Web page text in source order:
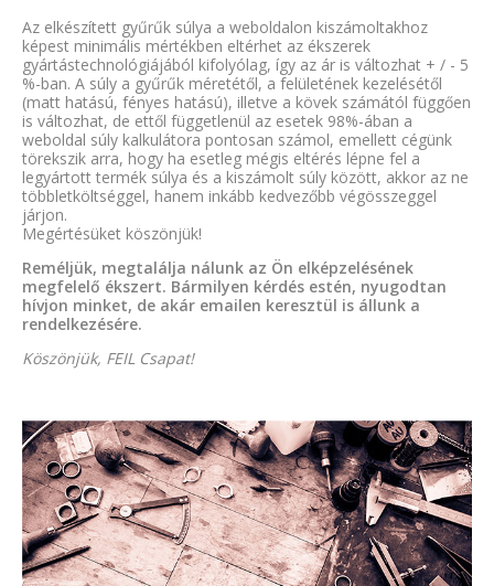
Az elkészített gyűrűk súlya a weboldalon kiszámoltakhoz
képest minimális mértékben eltérhet az ékszerek
gyártástechnológiájából kifolyólag, így az ár is változhat + / - 5
%-ban. A súly a gyűrűk méretétől, a felületének kezelésétől
(matt hatású, fényes hatású), illetve a kövek számától függően
is változhat, de ettől függetlenül az esetek 98%-ában a
weboldal súly kalkulátora pontosan számol, emellett cégünk
törekszik arra, hogy ha esetleg mégis eltérés lépne fel a
legyártott termék súlya és a kiszámolt súly között, akkor az ne
többletköltséggel, hanem inkább kedvezőbb végösszeggel
járjon.
Megértésüket köszönjük!
Reméljük, megtalálja nálunk az Ön elképzelésének
megfelelő ékszert. Bármilyen kérdés estén, nyugodtan
hívjon minket, de akár emailen keresztül is állunk a
rendelkezésére.
Köszönjük, FEIL Csapat!